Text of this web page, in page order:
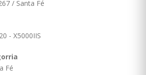
/ Santa Fé
- X5000IIS
Fé